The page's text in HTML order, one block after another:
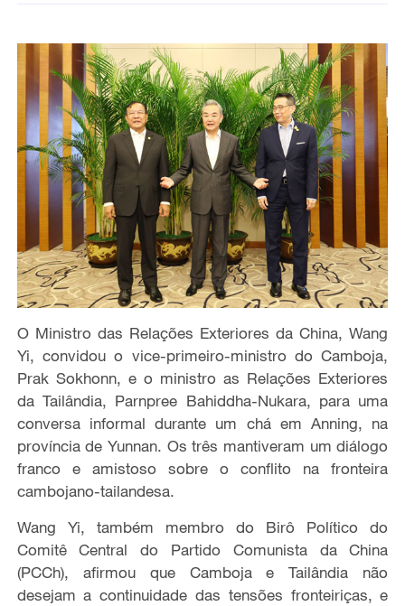
O Ministro das Relações Exteriores da China, Wang
Yi, convidou o vice-primeiro-ministro do Camboja,
Prak Sokhonn, e o ministro as Relações Exteriores
da Tailândia, Parnpree Bahiddha-Nukara, para uma
conversa informal durante um chá em Anning, na
província de Yunnan. Os três mantiveram um diálogo
franco e amistoso sobre o conflito na fronteira
cambojano-tailandesa.
Wang Yi, também membro do Birô Político do
Comitê Central do Partido Comunista da China
(PCCh), afirmou que Camboja e Tailândia não
desejam a continuidade das tensões fronteiriças, e